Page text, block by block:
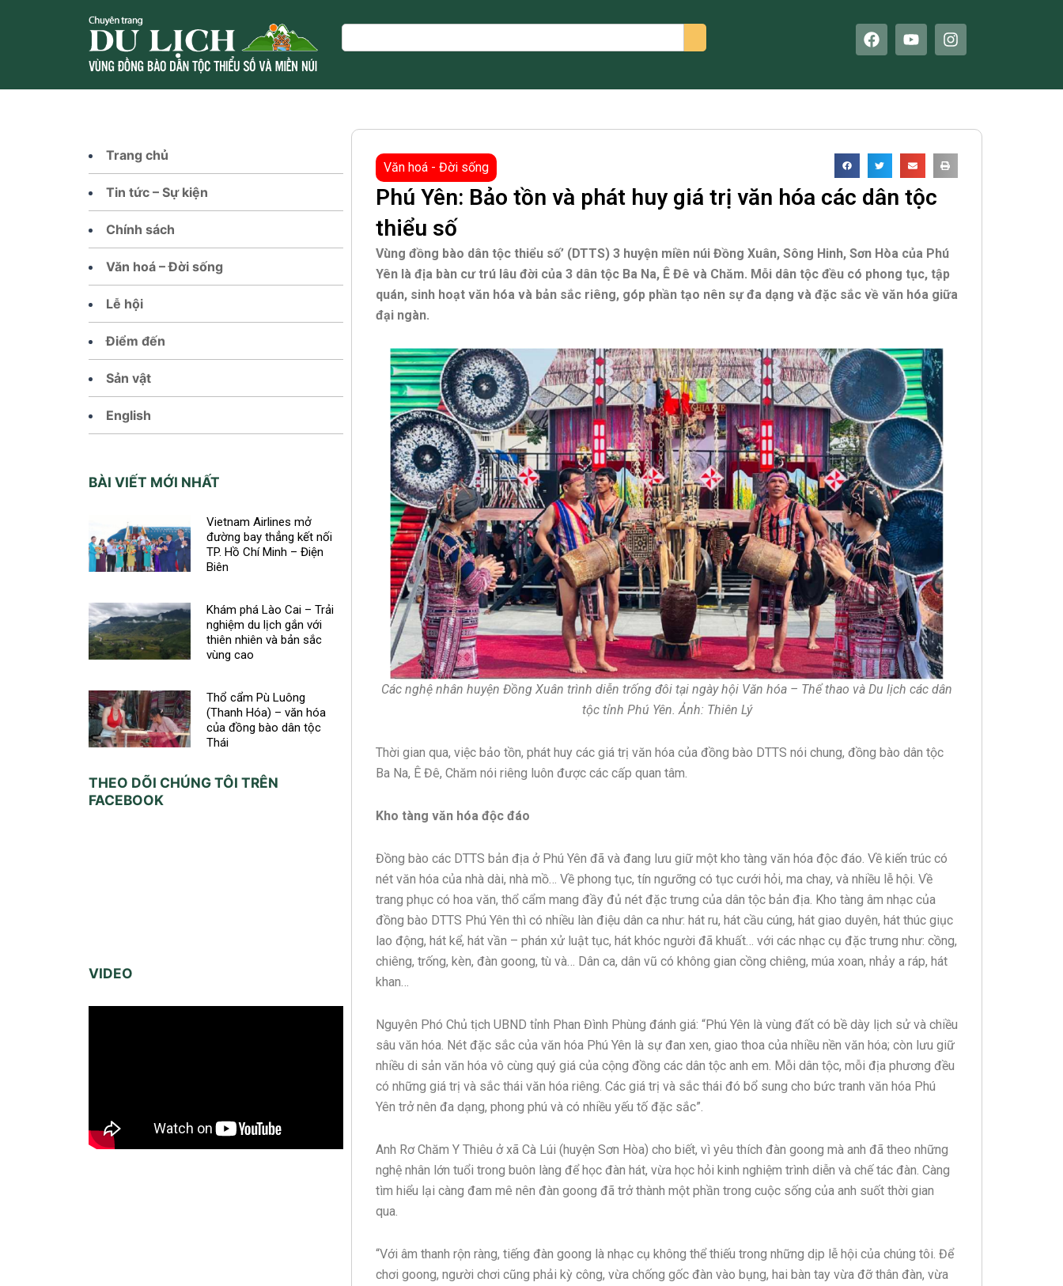
Search
F
a
b
o
Y
o
u
e
I
n
a
r
m
Trang chủ
Tin tức – Sự kiện
Chính sách
Văn hoá – Đời sống
Lễ hội
Điểm đến
Sản vật
English
BÀI VIẾT MỚI NHẤT
Vietnam Airlines mở
đường bay thẳng kết nối
TP. Hồ Chí Minh – Điện
Biên
Khám phá Lào Cai – Trải
nghiệm du lịch gắn với
thiên nhiên và bản sắc
vùng cao
Thổ cẩm Pù Luông
(Thanh Hóa) – văn hóa
của đồng bào dân tộc
Thái
THEO DÕI CHÚNG TÔI TRÊN
FACEBOOK
VIDEO
Văn hoá - Đời sống
Phú Yên: Bảo tồn và phát huy giá trị văn hóa các dân tộc
thiểu số
Vùng đồng bào dân tộc thiểu số’ (DTTS) 3 huyện miền núi Đồng Xuân, Sông Hinh, Sơn Hòa của Phú
Yên là địa bàn cư trú lâu đời của 3 dân tộc Ba Na, Ê Đê và Chăm. Mỗi dân tộc đều có phong tục, tập
quán, sinh hoạt văn hóa và bản sắc riêng, góp phần tạo nên sự đa dạng và đặc sắc về văn hóa giữa
đại ngàn.
Các nghệ nhân huyện Đồng Xuân trình diễn trống đôi tại ngày hội Văn hóa – Thể thao và Du lịch các dân
tộc tỉnh Phú Yên. Ảnh: Thiên Lý
Thời gian qua, việc bảo tồn, phát huy các giá trị văn hóa của đồng bào DTTS nói chung, đồng bào dân tộc
Ba Na, Ê Đê, Chăm nói riêng luôn được các cấp quan tâm.
Kho tàng văn hóa độc đáo
Đồng bào các DTTS bản địa ở Phú Yên đã và đang lưu giữ một kho tàng văn hóa độc đáo. Về kiến trúc có
nét văn hóa của nhà dài, nhà mồ… Về phong tục, tín ngưỡng có tục cưới hỏi, ma chay, và nhiều lễ hội. Về
trang phục có hoa văn, thổ cẩm mang đầy đủ nét đặc trưng của dân tộc bản địa. Kho tàng âm nhạc của
đồng bào DTTS Phú Yên thì có nhiều làn điệu dân ca như: hát ru, hát cầu cúng, hát giao duyên, hát thúc giục
lao động, hát kể, hát vần – phán xử luật tục, hát khóc người đã khuất… với các nhạc cụ đặc trưng như: cồng,
chiêng, trống, kèn, đàn goong, tù và… Dân ca, dân vũ có không gian cồng chiêng, múa xoan, nhảy a ráp, hát
khan…
Nguyên Phó Chủ tịch UBND tỉnh Phan Đình Phùng đánh giá: “Phú Yên là vùng đất có bề dày lịch sử và chiều
sâu văn hóa. Nét đặc sắc của văn hóa Phú Yên là sự đan xen, giao thoa của nhiều nền văn hóa; còn lưu giữ
nhiều di sản văn hóa vô cùng quý giá của cộng đồng các dân tộc anh em. Mỗi dân tộc, mỗi địa phương đều
có những giá trị và sắc thái văn hóa riêng. Các giá trị và sắc thái đó bổ sung cho bức tranh văn hóa Phú
Yên trở nên đa dạng, phong phú và có nhiều yếu tố đặc sắc”.
Anh Rơ Chăm Y Thiêu ở xã Cà Lúi (huyện Sơn Hòa) cho biết, vì yêu thích đàn goong mà anh đã theo những
nghệ nhân lớn tuổi trong buôn làng để học đàn hát, vừa học hỏi kinh nghiệm trình diễn và chế tác đàn. Càng
tìm hiểu lại càng đam mê nên đàn goong đã trở thành một phần trong cuộc sống của anh suốt thời gian
qua.
“Với âm thanh rộn ràng, tiếng đàn goong là nhạc cụ không thể thiếu trong những dịp lễ hội của chúng tôi. Để
chơi goong, người chơi cũng phải kỳ công, vừa chống gốc đàn vào bụng, hai bàn tay vừa đỡ thân đàn, vừa